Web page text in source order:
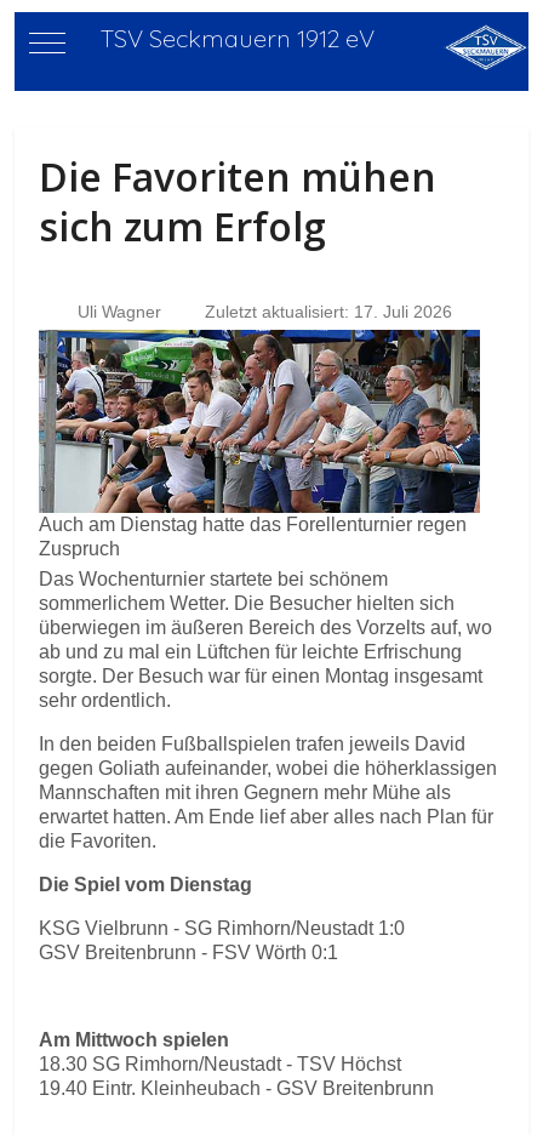
Mobile Menu Toggle
TSV Seckmauern 1912 eV
Die Favoriten mühen
sich zum Erfolg
Uli Wagner Zuletzt aktualisiert: 17. Juli 2026
Auch am Dienstag hatte das Forellenturnier regen
Zuspruch
Das Wochenturnier startete bei schönem
sommerlichem Wetter. Die Besucher hielten sich
überwiegen im äußeren Bereich des Vorzelts auf, wo
ab und zu mal ein Lüftchen für leichte Erfrischung
sorgte. Der Besuch war für einen Montag insgesamt
sehr ordentlich.
In den beiden Fußballspielen trafen jeweils David
gegen Goliath aufeinander, wobei die höherklassigen
Mannschaften mit ihren Gegnern mehr Mühe als
erwartet hatten. Am Ende lief aber alles nach Plan für
die Favoriten.
Die Spiel vom Dienstag
KSG Vielbrunn - SG Rimhorn/Neustadt 1:0
GSV Breitenbrunn - FSV Wörth 0:1
Am Mittwoch spielen
18.30 SG Rimhorn/Neustadt - TSV Höchst
19.40 Eintr. Kleinheubach - GSV Breitenbrunn